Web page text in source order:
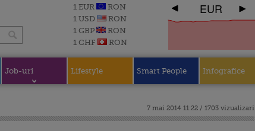
1 EUR
RON
1 USD
RON
1 GBP
RON
1 CHF
RON
EUR
Job-uri Lifestyle Smart People Infografice
7 mai 2014 11:22 / 1703 vizualizari